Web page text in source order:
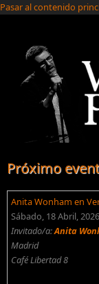
Pasar al contenido
Próximo
Anita Wonham en
Sábado, 18 Abril,
Invitado/a:Anita
Madrid
Café Libertad 8